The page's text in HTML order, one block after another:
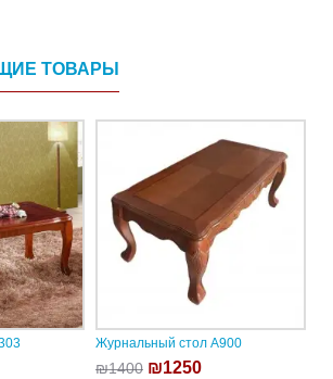
ТОВАРЫ
Журнальный стол A900
₪1400 ₪1250